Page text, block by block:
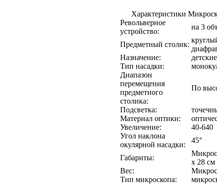
Характеристики
Револьверное
устройство:
на 3
Предметный столик:
Назначение:
детские
Тип насадки:
Диапазон
перемещения
предметного
столика:
По
Подсветка:
Материал оптики:
Увеличение:
40-640
Угол наклона
окулярной насадки:
45°
Габариты:
х 28 см
Вес:
Тип микроскопа: